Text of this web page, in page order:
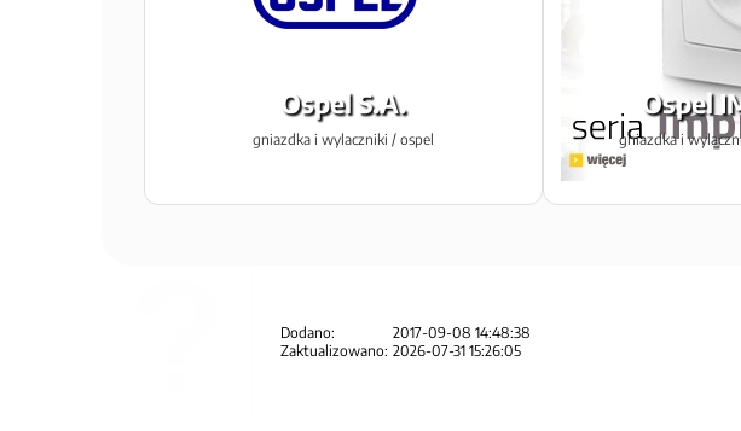
Ospel S.A.
gniazdka i wylaczniki / ospel
Ospel
gniazdka i
Dodano:
2017-09-08 14:48:38
Zaktualizowano: 2026-07-31 15:26:05